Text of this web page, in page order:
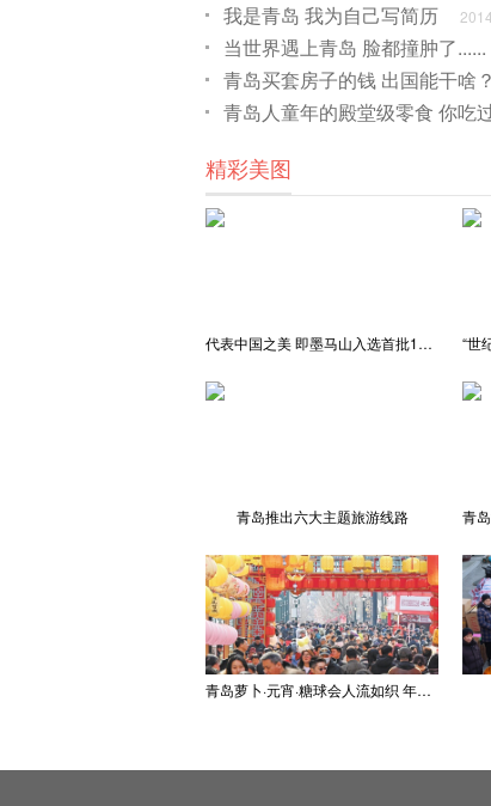
我是青岛 我为自己写简历
当世界遇上青岛 脸都撞肿了......
青岛买套房子的钱 出国能干啥
青岛人童年的殿堂级零食 你吃
精彩美图
代表中国之美 即墨马山入选首批100处“美丽中国打卡点”
青岛推出六大主题旅游线路
青岛萝卜·元宵·糖球会人流如织 年味浓郁